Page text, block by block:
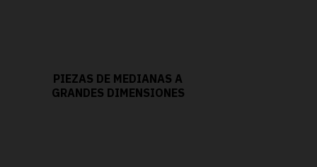
PIEZAS DE MEDIANAS A
GRANDES DIMENSIONES